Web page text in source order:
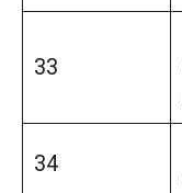
33
34